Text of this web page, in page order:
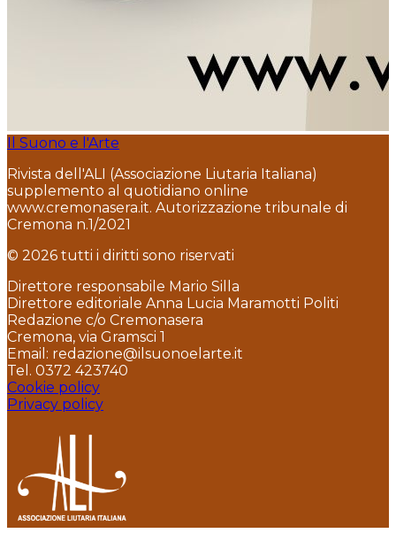
Il Suono e l'Arte
Rivista dell'ALI (Associazione Liutaria Italiana)
supplemento al quotidiano online
www.cremonasera.it. Autorizzazione tribunale di
Cremona n.1/2021
© 2026 tutti i diritti sono riservati
Direttore responsabile Mario Silla
Direttore editoriale Anna Lucia Maramotti Politi
Redazione c/o Cremonasera
Cremona, via Gramsci 1
Email: redazione@ilsuonoelarte.it
Tel. 0372 423740
Cookie policy
Privacy policy